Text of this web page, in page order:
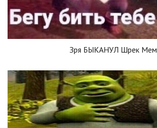
Зря БЫКАНУЛ Шрек Мем